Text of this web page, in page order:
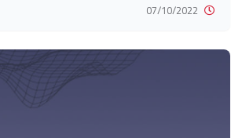
07/10/2022